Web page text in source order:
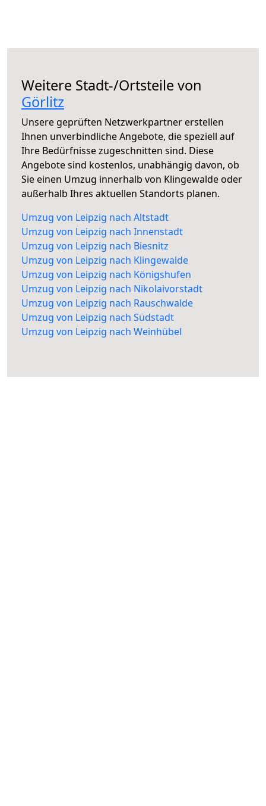
Weitere Stadt-/Ortsteile von
Görlitz
Unsere geprüften Netzwerkpartner erstellen
Ihnen unverbindliche Angebote, die speziell auf
Ihre Bedürfnisse zugeschnitten sind. Diese
Angebote sind kostenlos, unabhängig davon, ob
Sie einen Umzug innerhalb von Klingewalde oder
außerhalb Ihres aktuellen Standorts planen.
Umzug von Leipzig nach Altstadt
Umzug von Leipzig nach Innenstadt
Umzug von Leipzig nach Biesnitz
Umzug von Leipzig nach Klingewalde
Umzug von Leipzig nach Königshufen
Umzug von Leipzig nach Nikolaivorstadt
Umzug von Leipzig nach Rauschwalde
Umzug von Leipzig nach Südstadt
Umzug von Leipzig nach Weinhübel